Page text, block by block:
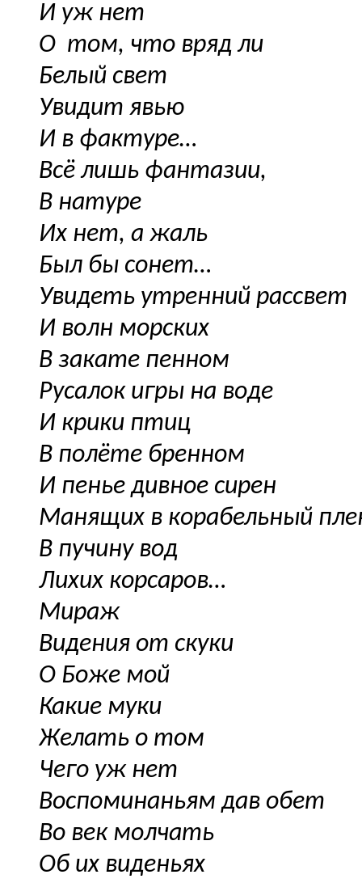
И уж нет
О том, что вряд ли
Белый свет
Увидит явью
И в фактуре…
Всё лишь фантазии,
В натуре
Их нет, а жаль
Был бы сонет…
Увидеть утренний рассвет
И волн морских
В закате пенном
Русалок игры на воде
И крики птиц
В полёте бренном
И пенье дивное сирен
Манящих в корабельный
В пучину вод
Лихих корсаров…
Мираж
Видения от скуки
О Боже мой
Какие муки
Желать о том
Чего уж нет
Воспоминаньям дав обет
Во век молчать
Об их виденьях